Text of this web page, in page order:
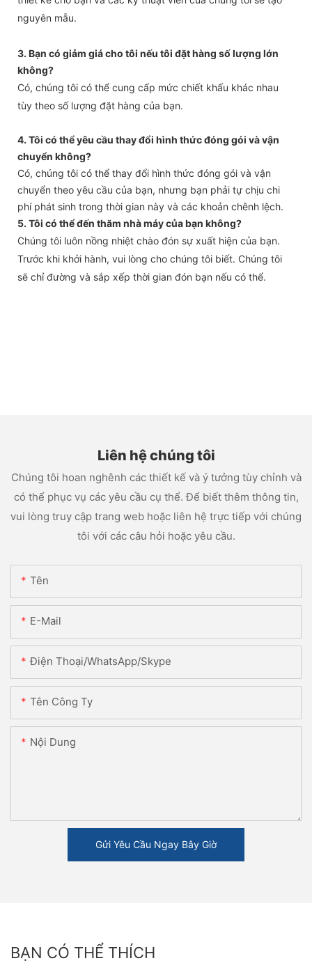
nguyên mẫu.
3. Bạn có giảm giá cho tôi nếu tôi đặt hàng số lượng lớn
không?
Có, chúng tôi có thể cung cấp mức chiết khấu khác nhau
tùy theo số lượng đặt hàng của bạn.
4. Tôi có thể yêu cầu thay đổi hình thức đóng gói và vận
chuyển không?
Có, chúng tôi có thể thay đổi hình thức đóng gói và vận
chuyển theo yêu cầu của bạn, nhưng bạn phải tự chịu chi
phí phát sinh trong thời gian này và các khoản chênh lệch.
5. Tôi có thể đến thăm nhà máy của bạn không?
Chúng tôi luôn nồng nhiệt chào đón sự xuất hiện của bạn.
Trước khi khởi hành, vui lòng cho chúng tôi biết. Chúng tôi
sẽ chỉ đường và sắp xếp thời gian đón bạn nếu có thể.
Liên hệ chúng tôi
Chúng tôi hoan nghênh các thiết kế và ý tưởng tùy chỉnh và
có thể phục vụ các yêu cầu cụ thể. Để biết thêm thông tin,
vui lòng truy cập trang web hoặc liên hệ trực tiếp với chúng
tôi với các câu hỏi hoặc yêu cầu.
Tên
E-Mail
Điện Thoại/WhatsApp/Skype
Tên Công Ty
Nội Dung
Gửi Yêu Cầu Ngay Bây Giờ
BẠN CÓ THỂ THÍCH